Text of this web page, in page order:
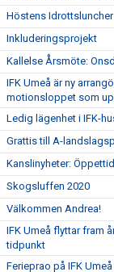
Höstens
Inkluderingsprojekt
Kallelse Årsmöte:
IFK Umeå är ny
motionsloppet som
Ledig lägenhet i IFK-
Grattis till A-
Kanslinyheter:
Skogsluffen 2020
Välkommen Andrea!
IFK Umeå flyttar fram
tidpunkt
Ferieprao på IFK Umeå